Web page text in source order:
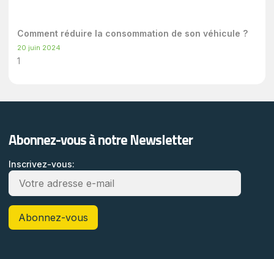
Comment réduire la consommation de son véhicule ?
20 juin 2024
Abonnez-vous à notre Newsletter
Inscrivez-vous: